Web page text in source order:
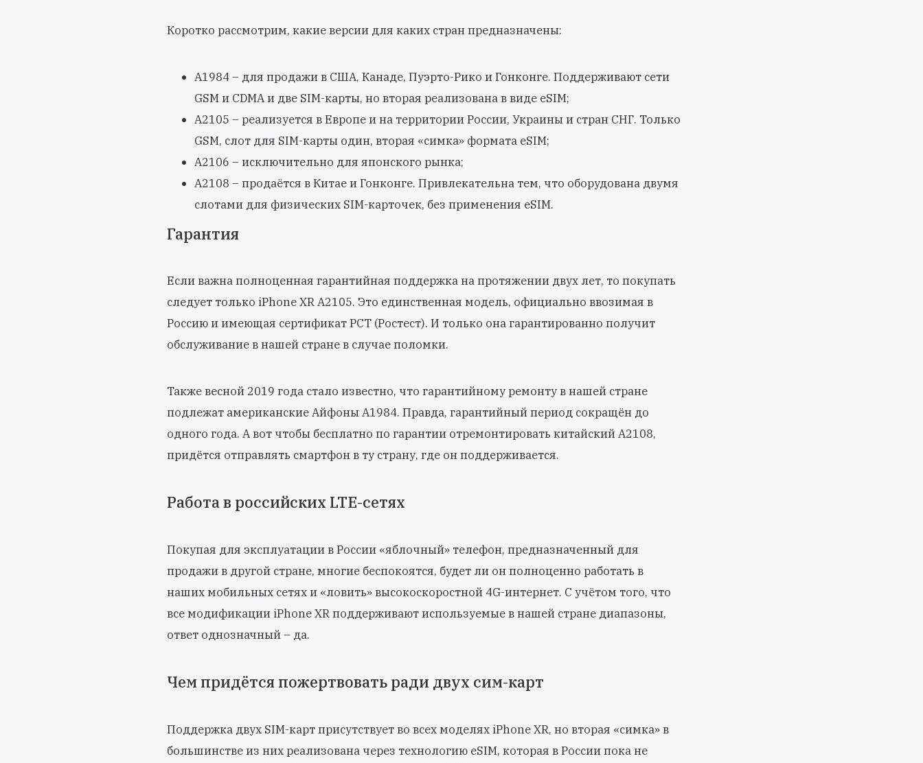
Коротко рассмотрим, какие версии для каких стран предназначены:
A1984 – для продажи в США, Канаде, Пуэрто-Рико и Гонконге. Поддерживают сети
GSM и CDMA и две SIM-карты, но вторая реализована в виде eSIM;
A2105 – реализуется в Европе и на территории России, Украины и стран СНГ. Только
GSM, слот для SIM-карты один, вторая «симка» формата eSIM;
A2106 – исключительно для японского рынка;
A2108 – продаётся в Китае и Гонконге. Привлекательна тем, что оборудована двумя
слотами для физических SIM-карточек, без применения eSIM.
Гарантия
Если важна полноценная гарантийная поддержка на протяжении двух лет, то покупать
следует только iPhone XR A2105. Это единственная модель, официально ввозимая в
Россию и имеющая сертификат РСТ (Ростест). И только она гарантированно получит
обслуживание в нашей стране в случае поломки.
Также весной 2019 года стало известно, что гарантийному ремонту в нашей стране
подлежат американские Айфоны А1984. Правда, гарантийный период сокращён до
одного года. А вот чтобы бесплатно по гарантии отремонтировать китайский А2108,
придётся отправлять смартфон в ту страну, где он поддерживается.
Работа в российских LTE-сетях
Покупая для эксплуатации в России «яблочный» телефон, предназначенный для
продажи в другой стране, многие беспокоятся, будет ли он полноценно работать в
наших мобильных сетях и «ловить» высокоскоростной 4G-интернет. С учётом того, что
все модификации iPhone XR поддерживают используемые в нашей стране диапазоны,
ответ однозначный – да.
Чем придётся пожертвовать ради двух сим-карт
Поддержка двух SIM-карт присутствует во всех моделях iPhone XR, но вторая «симка» в
большинстве из них реализована через технологию eSIM, которая в России пока не